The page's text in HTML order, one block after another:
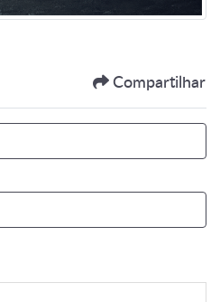
Compartilhar